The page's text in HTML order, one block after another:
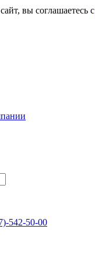
вы соглашаетесь с
542-50-00